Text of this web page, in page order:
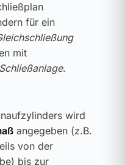
für ein
mit
Schließanlage.
wird
angegeben (z.B.
von der
bis zur